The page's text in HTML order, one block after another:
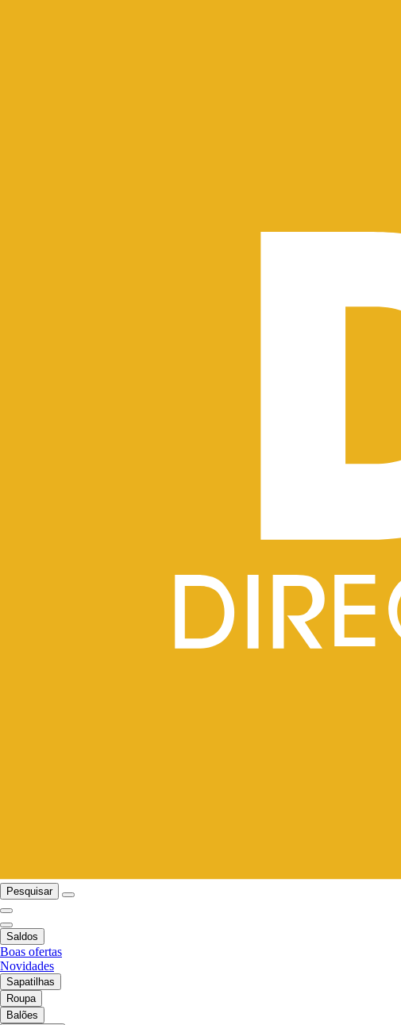
Pesquisar
Saldos
Boas ofertas
Novidades
Sapatilhas
Roupa
Balões